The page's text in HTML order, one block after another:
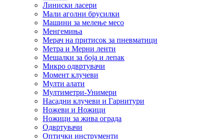
Линиски ласери
Мали аголни брусилки
Машини за мелење месо
Менгемиња
Мерач на притисок за пневматици
Метра и Мерни ленти
Мешалки за боја и лепак
Микро одвртувачи
Момент клучеви
Мулти алати
Мултиметри-Унимери
Насадни клучеви и Гарнитури
Ножеви и Ножици
Ножици за жива ограда
Одвртувачи
Оптички инструменти